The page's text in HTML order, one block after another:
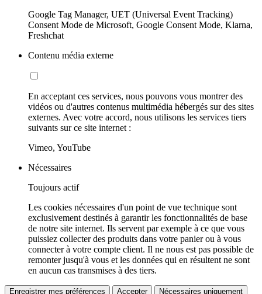
Google Tag Manager, UET (Universal Event Tracking)
Consent Mode de Microsoft, Google Consent Mode, Klarna,
Freshchat
Contenu média externe
En acceptant ces services, nous pouvons vous montrer des
vidéos ou d'autres contenus multimédia hébergés sur des sites
externes. Avec votre accord, nous utilisons les services tiers
suivants sur ce site internet :
Vimeo, YouTube
Nécessaires
Toujours actif
Les cookies nécessaires d'un point de vue technique sont
exclusivement destinés à garantir les fonctionnalités de base
de notre site internet. Ils servent par exemple à ce que vous
puissiez collecter des produits dans votre panier ou à vous
connecter à votre compte client. Il ne nous est pas possible de
remonter jusqu'à vous et les données qui en résultent ne sont
en aucun cas transmises à des tiers.
Enregistrer mes préférences Accepter Nécessaires uniquement